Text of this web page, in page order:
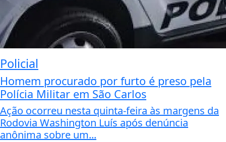
Policial
Homem procurado por furto é preso pela
Polícia Militar em São Carlos
Ação ocorreu nesta quinta-feira às margens da
Rodovia Washington Luís após denúncia
anônima sobre um...